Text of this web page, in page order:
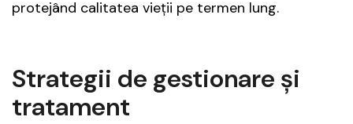
protejând calitatea vieții pe termen lung.
Strategii de gestionare și
tratament